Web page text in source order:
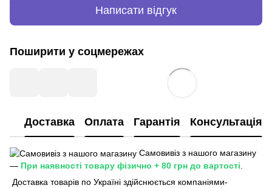
Написати відгук
Поширити у соцмережах
Доставка Оплата Гарантія Консультація
Самовивіз з нашого магазину
— При наявності товару фізично + 80 грн до вартості
Доставка товарів по Україні здійснюється компаніями-